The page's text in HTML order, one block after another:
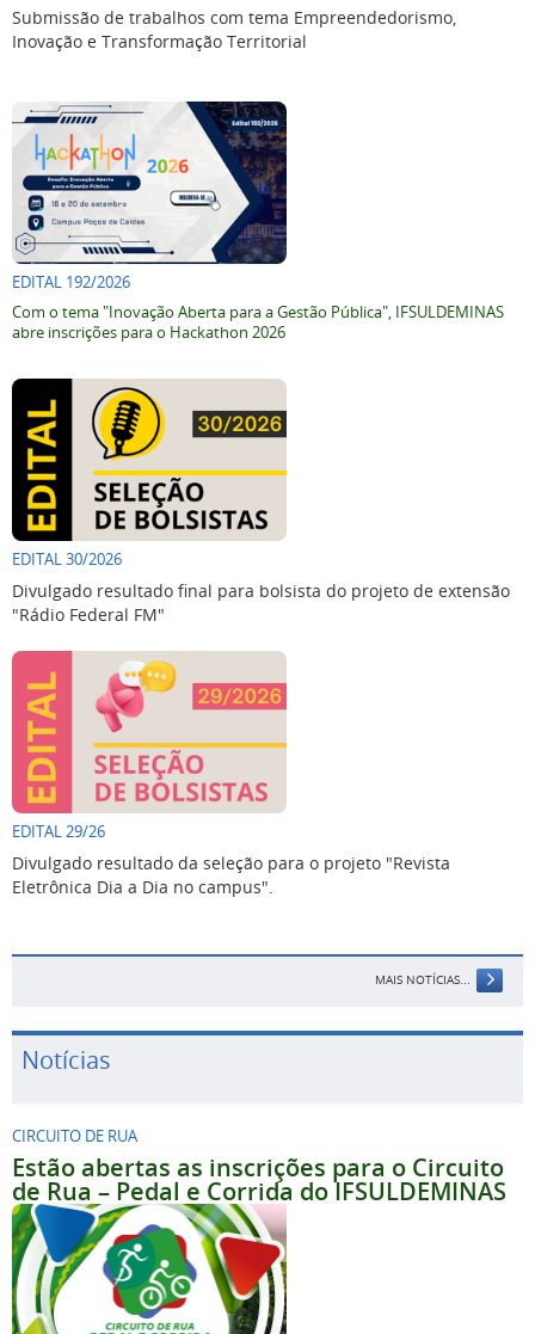
Submissão de trabalhos com tema Empreendedorismo,
Inovação e Transformação Territorial
EDITAL 192/2026
Com o tema "Inovação Aberta para a Gestão Pública", IFSULDEMINAS
abre inscrições para o Hackathon 2026
EDITAL 30/2026
Divulgado resultado final para bolsista do projeto de extensão
"Rádio Federal FM"
EDITAL 29/26
Divulgado resultado da seleção para o projeto "Revista
Eletrônica Dia a Dia no campus".
MAIS NOTÍCIAS...
Notícias
CIRCUITO DE RUA
Estão abertas as inscrições para o Circuito
de Rua – Pedal e Corrida do IFSULDEMINAS